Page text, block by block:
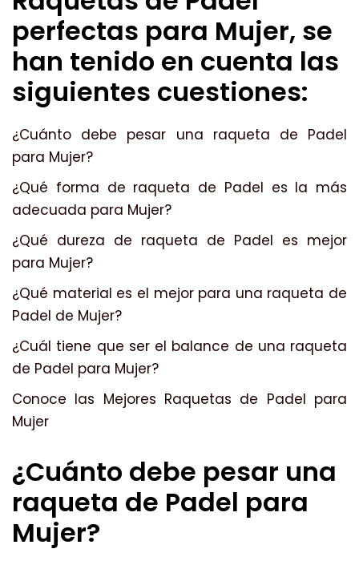
perfectas para Mujer, se
han tenido en cuenta las
siguientes cuestiones:
¿Cuánto debe pesar una raqueta de Padel
para Mujer?
¿Qué forma de raqueta de Padel es la más
adecuada para Mujer?
¿Qué dureza de raqueta de Padel es mejor
para Mujer?
¿Qué material es el mejor para una raqueta de
Padel de Mujer?
¿Cuál tiene que ser el balance de una raqueta
de Padel para Mujer?
Conoce las Mejores Raquetas de Padel para
Mujer
¿Cuánto debe pesar una
raqueta de Padel para
Mujer?